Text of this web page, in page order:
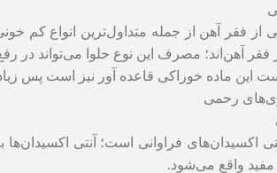
از فقر آهن از جمله متداول‌ترین انواع کم
فقر آهن‌اند؛ مصرف این نوع حلوا می‌تواند در
این ماده خوراکی قاعده آور نیز است پس
رحمی
اکسیدان‌های فراوانی است؛ آنتی
واقع می‌شود.